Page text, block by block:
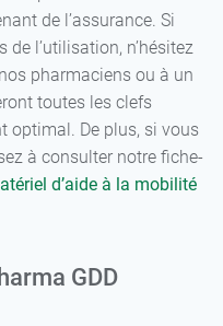
de l’assurance. Si
l’utilisation, n’hésitez
pharmaciens ou à un
toutes les clefs
optimal. De plus, si vous
à consulter notre fiche-
d’aide à la mobilité
GDD